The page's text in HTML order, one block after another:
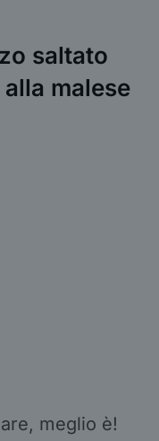
saltato
malese
meglio è!